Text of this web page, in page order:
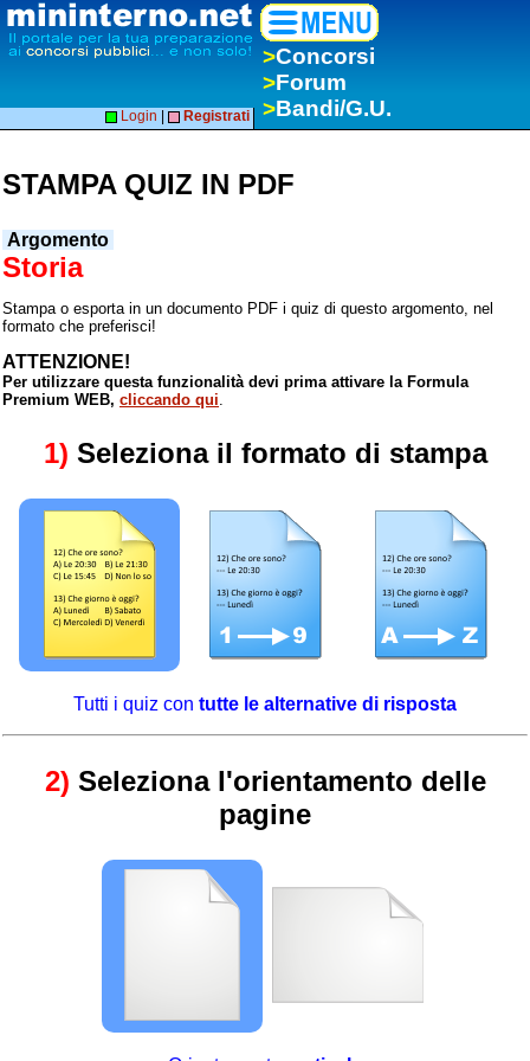
>Concorsi
>Forum
>Bandi/G.U.
Login Registrati
STAMPA QUIZ IN PDF
Argomento
Storia
Stampa o esporta in un documento PDF i quiz di questo argomento, nel
formato che preferisci!
ATTENZIONE!
Per utilizzare questa funzionalità devi prima attivare la Formula
Premium WEB, cliccando qui
1) Seleziona il formato di stampa
Tutti i quiz con tutte le alternative di risposta
2) Seleziona l'orientamento delle
pagine